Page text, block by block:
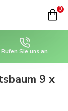
0
Rufen Sie uns an
9 x